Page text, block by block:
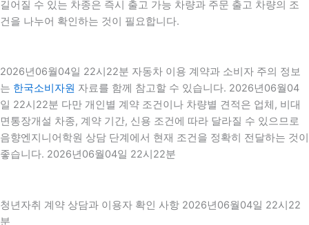
길어질 수 있는 차종은 즉시 출고 가능 차량과 주문 출고 차량의 조
건을 나누어 확인하는 것이 필요합니다.
2026년06월04일 22시22분 자동차 이용 계약과 소비자 주의 정보
는 한국소비자원 자료를 함께 참고할 수 있습니다. 2026년06월04
일 22시22분 다만 개인별 계약 조건이나 차량별 견적은 업체, 비대
면통장개설 차종, 계약 기간, 신용 조건에 따라 달라질 수 있으므로
음향엔지니어학원 상담 단계에서 현재 조건을 정확히 전달하는 것이
좋습니다. 2026년06월04일 22시22분
청년자취 계약 상담과 이용자 확인 사항 2026년06월04일 22시22
분